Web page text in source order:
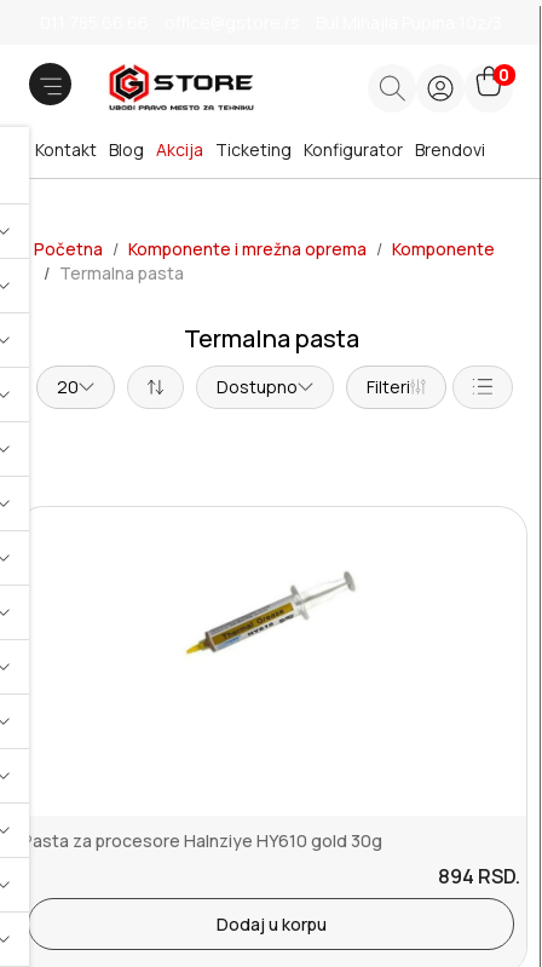
0
Brendovi
Blog Akcija
Kontakt Ticketing Konfigurator
Početna Komponente i mrežna oprema
Komponente
Termalna pasta
Termalna pasta
20 Dostupno Filteri
Pasta za procesore Halnziye HY610 gold 30g
894 RSD.
Dodaj u korpu